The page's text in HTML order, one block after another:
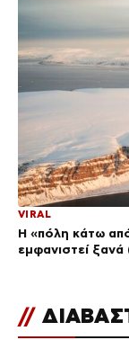
VIRAL
Η «πόλη κάτω
εμφανιστεί
//